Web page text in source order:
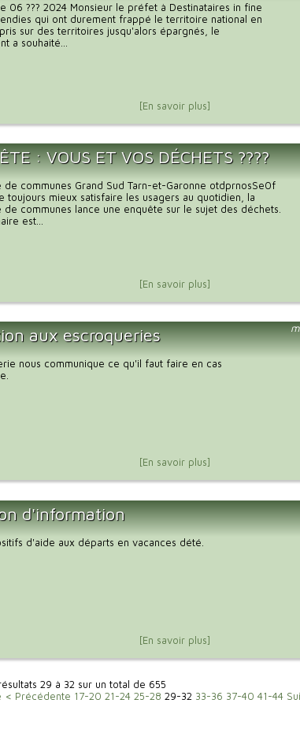
06 ??? 2024 Monsieur le préfet à Destinataires in fine
qui ont durement frappé le territoire national en
sur des territoires jusqu'alors épargnés, le
a souhaité...
[En savoir plus]
: VOUS ET VOS DÉCHETS ????
de communes Grand Sud Tarn-et-Garonne otdprnosSe0f
toujours mieux satisfaire les usagers au quotidien, la
de communes lance une enquête sur le sujet des déchets.
est...
[En savoir plus]
aux escroqueries
nous communique ce qu'il faut faire en cas
[En savoir plus]
d'information
d'aide aux départs en vacances dété.
[En savoir plus]
29 à 32 sur un total de 655
< Précédente 17-20 21-24 25-28 29-32 33-36 37-40 41-44